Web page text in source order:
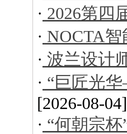
· 2026第四
· NOCTA
· 波兰设计
· “巨匠光
[2026-08-04]
· “何朝宗